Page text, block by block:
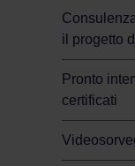
il progetto
Pronto
certificati